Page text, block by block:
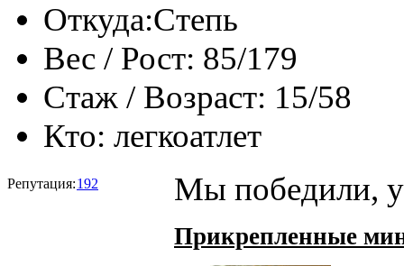
Откуда:Степь
Вес / Рост: 85/179
Стаж / Возраст: 15/58
Кто: легкоатлет
Репутация:192 Мы победили,
Прикрепленные